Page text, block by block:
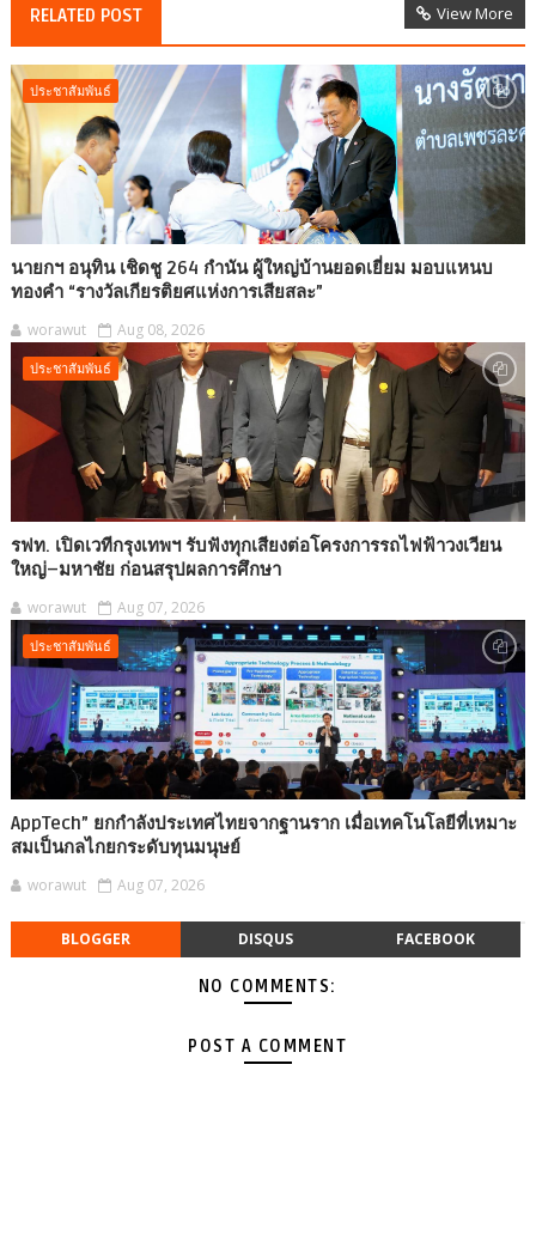
RELATED POST View More
ประชาสัมพันธ์
นายกฯ อนุทิน เชิดชู 264 กำนัน ผู้ใหญ่บ้านยอดเยี่ยม มอบแหนบ
ทองคำ “รางวัลเกียรติยศแห่งการเสียสละ”
worawut Aug 08, 2026
ประชาสัมพันธ์
รฟท. เปิดเวทีกรุงเทพฯ รับฟังทุกเสียงต่อโครงการรถไฟฟ้าวงเวียน
ใหญ่–มหาชัย ก่อนสรุปผลการศึกษา
worawut Aug 07, 2026
ประชาสัมพันธ์
AppTech”​ ยกกำลังประเทศไทยจากฐานราก เมื่อเทคโนโลยีที่เหมาะ
สมเป็นกลไกยกระดับทุนมนุษย์
worawut Aug 07, 2026
BLOGGER DISQUS FACEBOOK
NO COMMENTS:
POST A COMMENT